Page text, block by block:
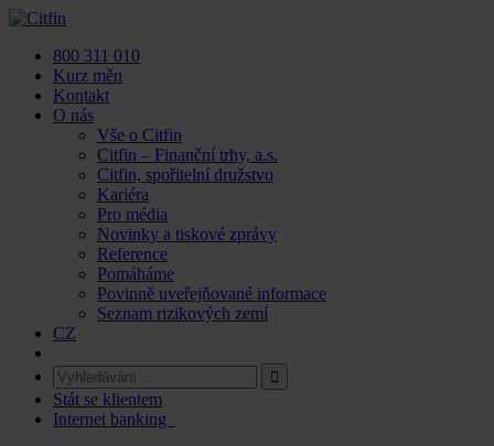
Skip
content800 311 010
Kurz měn
Kontakt
O nás
Vše o Citfin
Citfin – Finanční trhy, a.s.
Citfin, spořitelní družstvo
Kariéra
Pro média
Novinky a tiskové zprávy
Reference
Pomáháme
Povinně uveřejňované informace
Seznam rizikových zemí
CZ
Stát se klientem
Internet banking